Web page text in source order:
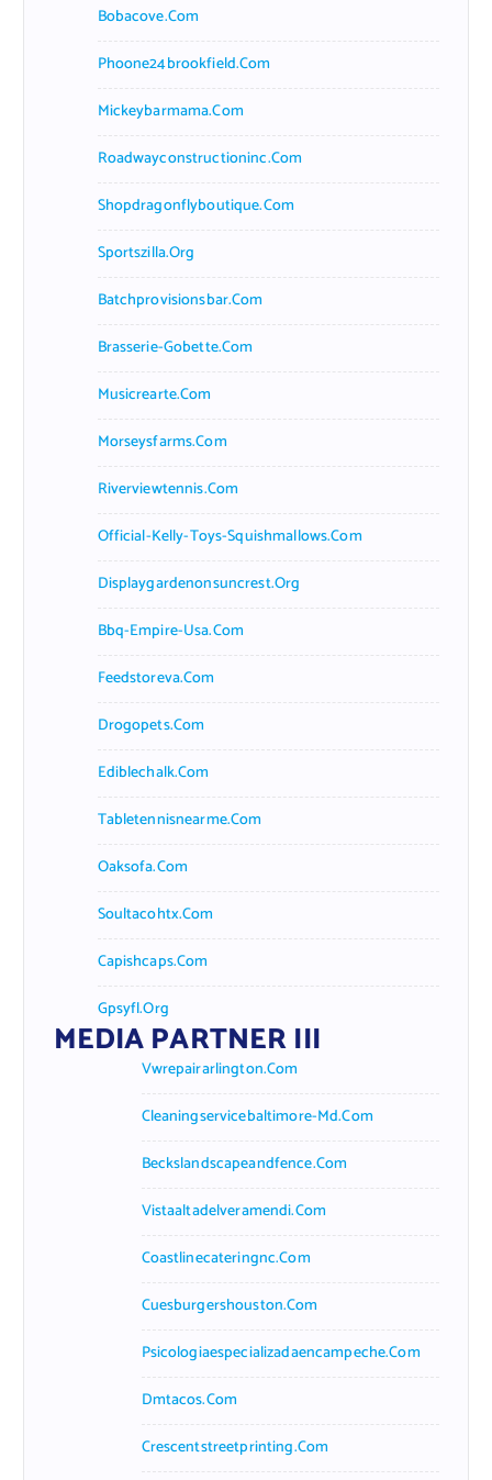
Bobacove.com
Phoone24brookfield.com
Mickeybarmama.com
Roadwayconstructioninc.com
Shopdragonflyboutique.com
Sportszilla.org
Batchprovisionsbar.com
Brasserie-Gobette.com
Musicrearte.com
Morseysfarms.com
Riverviewtennis.com
Official-Kelly-Toys-Squishmallows.com
Displaygardenonsuncrest.org
Bbq-Empire-Usa.com
Feedstoreva.com
Drogopets.com
Ediblechalk.com
Tabletennisnearme.com
Oaksofa.com
Soultacohtx.com
Capishcaps.com
Gpsyfl.org
MEDIA PARTNER III
Vwrepairarlington.com
Cleaningservicebaltimore-Md.com
Beckslandscapeandfence.com
Vistaaltadelveramendi.com
Coastlinecateringnc.com
Cuesburgershouston.com
Psicologiaespecializadaencampeche.com
Dmtacos.com
Crescentstreetprinting.com